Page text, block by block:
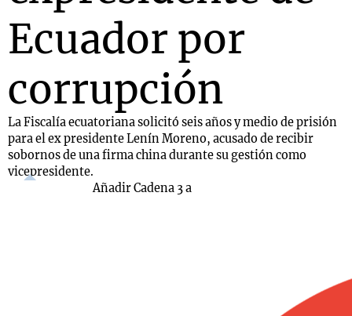
Ecuador por
corrupción
La Fiscalía ecuatoriana solicitó seis años y medio de prisión
para el ex presidente Lenín Moreno, acusado de recibir
sobornos de una firma china durante su gestión como
vicepresidente.
Añadir Cadena 3 a